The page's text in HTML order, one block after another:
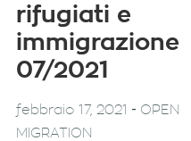
rifugiati e
immigrazione
07/2021
febbraio 17, 2021 - OPEN
MIGRATION